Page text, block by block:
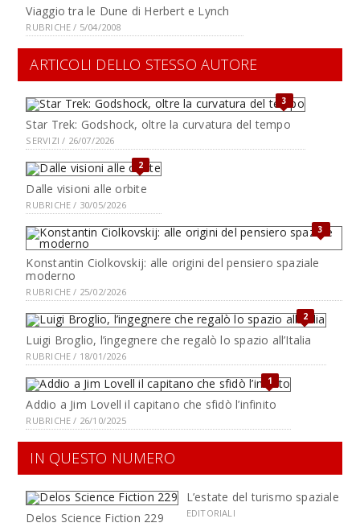
Viaggio tra le Dune di Herbert e Lynch
RUBRICHE / 5/04/2008
ARTICOLI DELLO STESSO AUTORE
3
Star Trek: Godshock, oltre la curvatura del tempo
SERVIZI / 26/07/2026
2
Dalle visioni alle orbite
RUBRICHE / 30/05/2026
3
Konstantin Ciolkovskij: alle origini del pensiero spaziale
moderno
RUBRICHE / 25/02/2026
2
Luigi Broglio, l’ingegnere che regalò lo spazio all’Italia
RUBRICHE / 18/01/2026
1
Addio a Jim Lovell il capitano che sfidò l’infinito
RUBRICHE / 26/10/2025
IN QUESTO NUMERO
Delos Science Fiction 229
L’estate del turismo spaziale
EDITORIALI